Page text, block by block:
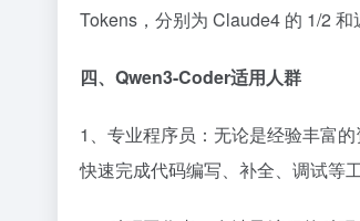
Tokens，分别为 Claude4 的 1/2 和
四、Qwen3-Coder适用人群​
1、专业程序员：无论是经验丰富
快速完成代码编写、补全、调试等